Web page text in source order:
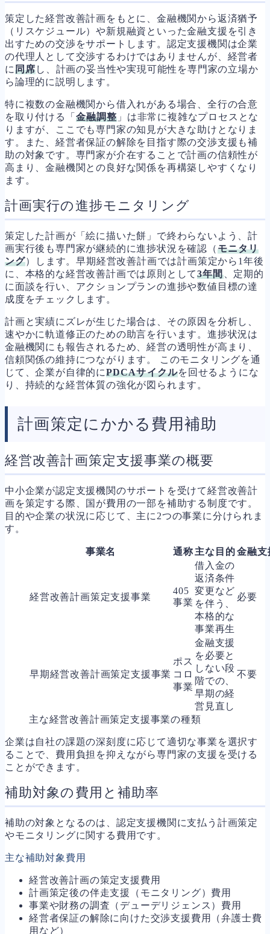
策定した経営改善計画をもとに、金融機関から返済猶予
（リスケジュール）や新規融資といった金融支援を引き
出すための交渉をサポートします。認定支援機関は企業
の代理人として交渉するわけではありませんが、経営者
に同席し、計画の妥当性や実現可能性を専門家の立場か
ら論理的に説明します。
特に複数の金融機関から借入れがある場合、全行の合意
を取り付ける「 金融調整 」は非常に複雑なプロセスとな
りますが、ここでも専門家の知見が大きな助けとなりま
す。また、経営者保証の解除を目指す際の交渉支援も補
助の対象です。専門家が介在することで計画の信頼性が
高まり、金融機関との良好な関係を再構築しやすくなり
ます。
計画実行の進捗モニタリング
策定した計画が「絵に描いた餅」で終わらないよう、計
画実行後も専門家が継続的に進捗状況を確認（モニタリ
ング）します。早期経営改善計画では計画策定から1年後
に、本格的な経営改善計画では原則として3年間、定期的
に面談を行い、アクションプランの進捗や数値目標の達
成度をチェックします。
計画と実績にズレが生じた場合は、その原因を分析し、
速やかに軌道修正のための助言を行います。進捗状況は
金融機関にも報告されるため、経営の透明性が高まり、
信頼関係の維持につながります。 このモニタリングを通
じて、企業が自律的にPDCAサイクルを回せるようにな
り、持続的な経営体質の強化が図られます。
計画策定にかかる費用補助
経営改善計画策定支援事業の概要
中小企業が認定支援機関のサポートを受けて経営改善計
画を策定する際、国が費用の一部を補助する制度です。
目的や企業の状況に応じて、主に2つの事業に分けられま
す。
事業名 通称 主な目的金融支
経営改善計画策定支援事業
405
事業
借入金の
返済条件
変更など
を伴う、
本格的な
事業再生
必要
早期経営改善計画策定支援事業
ポス
コロ
事業
金融支援
を必要と
しない段
階での、
早期の経
営見直し
不要
主な経営改善計画策定支援事業の種類
企業は自社の課題の深刻度に応じて適切な事業を選択す
ることで、費用負担を抑えながら専門家の支援を受ける
ことができます。
補助対象の費用と補助率
補助の対象となるのは、認定支援機関に支払う計画策定
やモニタリングに関する費用です。
主な補助対象費用
経営改善計画の策定支援費用
計画策定後の伴走支援（モニタリング）費用
事業や財務の調査（デューデリジェンス）費用
経営者保証の解除に向けた交渉支援費用（弁護士費
用など）